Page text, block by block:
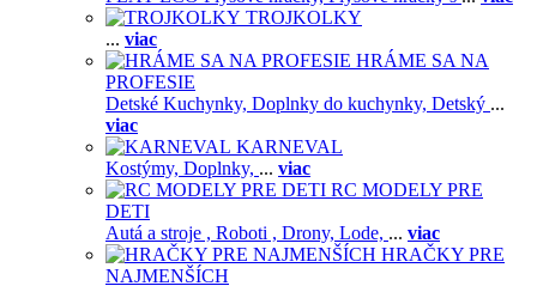
TROJKOLKY
... viac
HRÁME SA NA
PROFESIE
Detské Kuchynky, Doplnky do kuchynky, Detský ...
viac
KARNEVAL
Kostýmy, Doplnky, ... viac
RC MODELY PRE
DETI
Autá a stroje , Roboti , Drony, Lode, ... viac
HRAČKY PRE
NAJMENŠÍCH